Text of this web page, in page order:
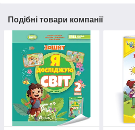
Подібні товари компанії